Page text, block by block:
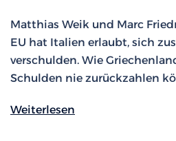
Matthias Weik und Marc
EU hat Italien erlaubt, sich
verschulden. Wie
Schulden nie zurückzahlen
Weiterlesen